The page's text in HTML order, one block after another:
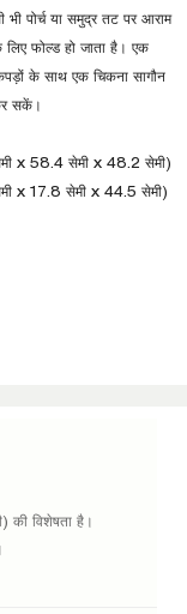
पोर्च या समुद्र तट पर आराम
फोल्ड हो जाता है। एक
के साथ एक चिकना सागौन
सकें।
x 58.4 सेमी x 48.2 सेमी)
x 17.8 सेमी x 44.5 सेमी)
की विशेषता है।